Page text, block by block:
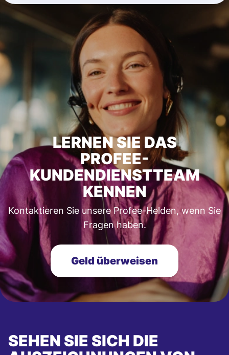
LERNEN SIE DAS
PROFEE-
KUNDENDIENSTTEAM
KENNEN
Kontaktieren Sie unsere Profee-Helden, wenn Sie
Fragen haben.
Geld überweisen
SEHEN SIE SICH DIE